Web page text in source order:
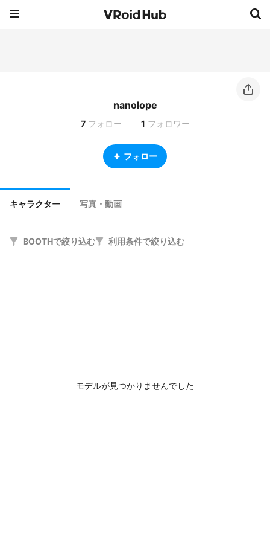
nanolope
7 フォロー 1 フォロワー
フォロー
キャラクター 写真・動画
BOOTHで絞り込む 利用条件で絞り込む
モデルが見つかりませんでした